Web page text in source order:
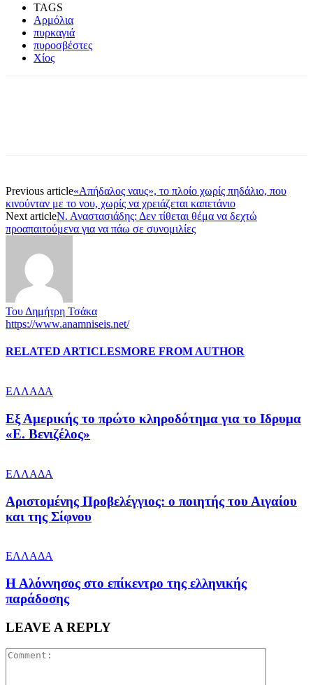
TAGS
Αρμόλια
πυρκαγιά
πυροσβέστες
Χίος
Previous article«Απήδαλος ναυς», το πλοίο χωρίς πηδάλιο, που
κινούνταν με το νου, χωρίς να χρειάζεται καπετάνιο
Next articleΝ. Αναστασιάδης: Δεν τίθεται θέμα να δεχτώ
προαπαιτούμενα για να πάω σε συνομιλίες
Του Δημήτρη Τσάκα
https://www.anamniseis.net/
RELATED ARTICLESMORE FROM AUTHOR
ΕΛΛΑΔΑ
Εξ Αμερικής το πρώτο κληροδότημα για το Ιδρυμα
«Ε. Βενιζέλος»
ΕΛΛΑΔΑ
Αριστομένης Προβελέγγιος: ο ποιητής του Αιγαίου
και της Σίφνου
ΕΛΛΑΔΑ
Η Αλόννησος στο επίκεντρο της ελληνικής
παράδοσης
LEAVE A REPLY